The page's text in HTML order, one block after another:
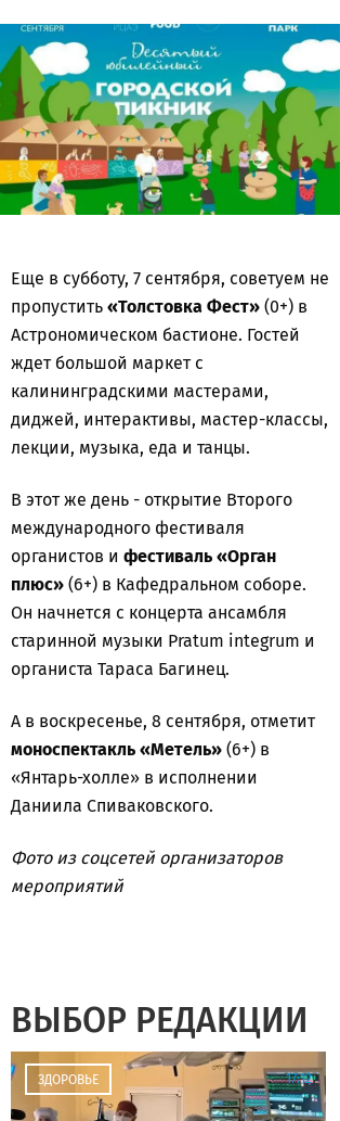
Еще в субботу, 7 сентября, советуем не
пропустить «Толстовка Фест» (0+) в
Астрономическом бастионе. Гостей
ждет большой маркет с
калининградскими мастерами,
диджей, интерактивы, мастер-классы,
лекции, музыка, еда и танцы.
В этот же день - открытие Второго
международного фестиваля
органистов и фестиваль «Орган
плюс» (6+) в Кафедральном соборе.
Он начнется с концерта ансамбля
старинной музыки Pratum integrum и
органиста Тараса Багинец.
А в воскресенье, 8 сентября, отметит
моноспектакль «Метель» (6+) в
«Янтарь-холле» в исполнении
Даниила Спиваковского.
Фото из соцсетей организаторов
мероприятий
ВЫБОР РЕДАКЦИИ
ЗДОРОВЬЕ 17:12